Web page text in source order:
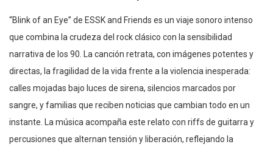
“Blink of an Eye” de ESSK and Friends es un viaje sonoro intenso
que combina la crudeza del rock clásico con la sensibilidad
narrativa de los 90. La canción retrata, con imágenes potentes y
directas, la fragilidad de la vida frente a la violencia inesperada:
calles mojadas bajo luces de sirena, silencios marcados por
sangre, y familias que reciben noticias que cambian todo en un
instante. La música acompaña este relato con riffs de guitarra y
percusiones que alternan tensión y liberación, reflejando la